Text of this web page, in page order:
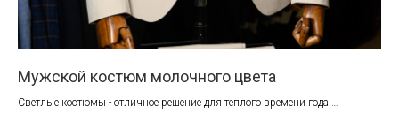
Мужской костюм молочного цвета
Светлые костюмы - отличное решение для теплого времени года.